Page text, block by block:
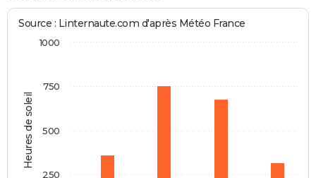
Heures de soleil
Source : Linternaute.com d'après Météo France
250
500
750
1000